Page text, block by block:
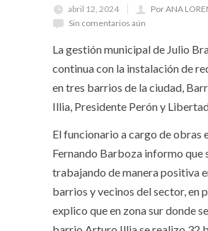
abril 12, 2024
Por ANA
Sin comentarios aún
La gestión municipal de Julio
continua con la instalación de
en tres barrios de la ciudad,
Illia, Presidente Perón y
El funcionario a cargo de obras
Fernando Barboza informo que
trabajando de manera positiva
barrios y vecinos del sector, en
explico que en zona sur donde